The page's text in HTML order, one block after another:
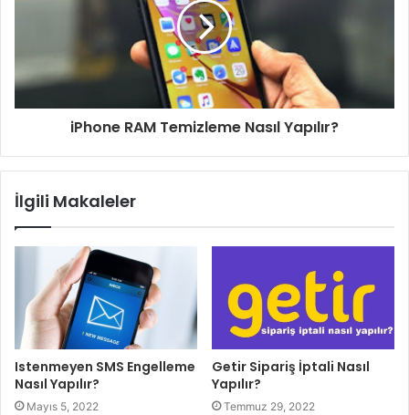
iPhone RAM Temizleme Nasıl Yapılır?
İlgili Makaleler
Istenmeyen SMS Engelleme
Nasıl Yapılır?
Mayıs 5, 2022
Getir Sipariş İptali Nasıl
Yapılır?
Temmuz 29, 2022